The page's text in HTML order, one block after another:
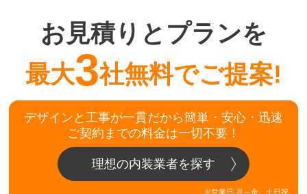
お見積りとプランを
最大3社無料でご提案!
デザインと工事が一貫だから簡単・安心・迅速
ご契約までの料金は一切不要！
理想の内装業者を探す
※営業日:月～金、土日祝